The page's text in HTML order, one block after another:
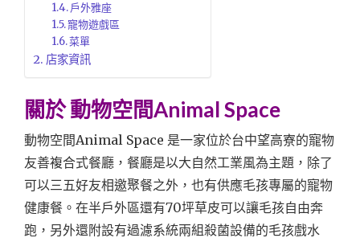
戶外雅座
寵物遊戲區
菜單
店家資訊
關於 動物空間Animal Space
動物空間Animal Space 是一家位於台中望高寮的寵物
友善複合式餐廳，餐廳是以大自然工業風為主題，除了
可以三五好友相邀聚餐之外，也有供應毛孩專屬的寵物
健康餐。在半戶外區還有70坪草皮可以讓毛孩自由奔
跑，另外還附設有過濾系統兩組殺菌設備的毛孩戲水